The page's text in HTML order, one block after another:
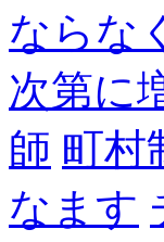
ならな
次第に
師 町村
なます